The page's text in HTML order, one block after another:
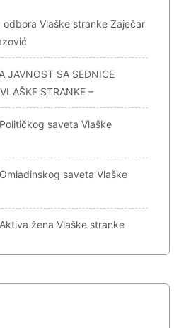
odbora Vlaške stranke Zaječar
JAVNOST SA SEDNICE
STRANKE –
saveta Vlaške
saveta Vlaške
žena Vlaške stranke